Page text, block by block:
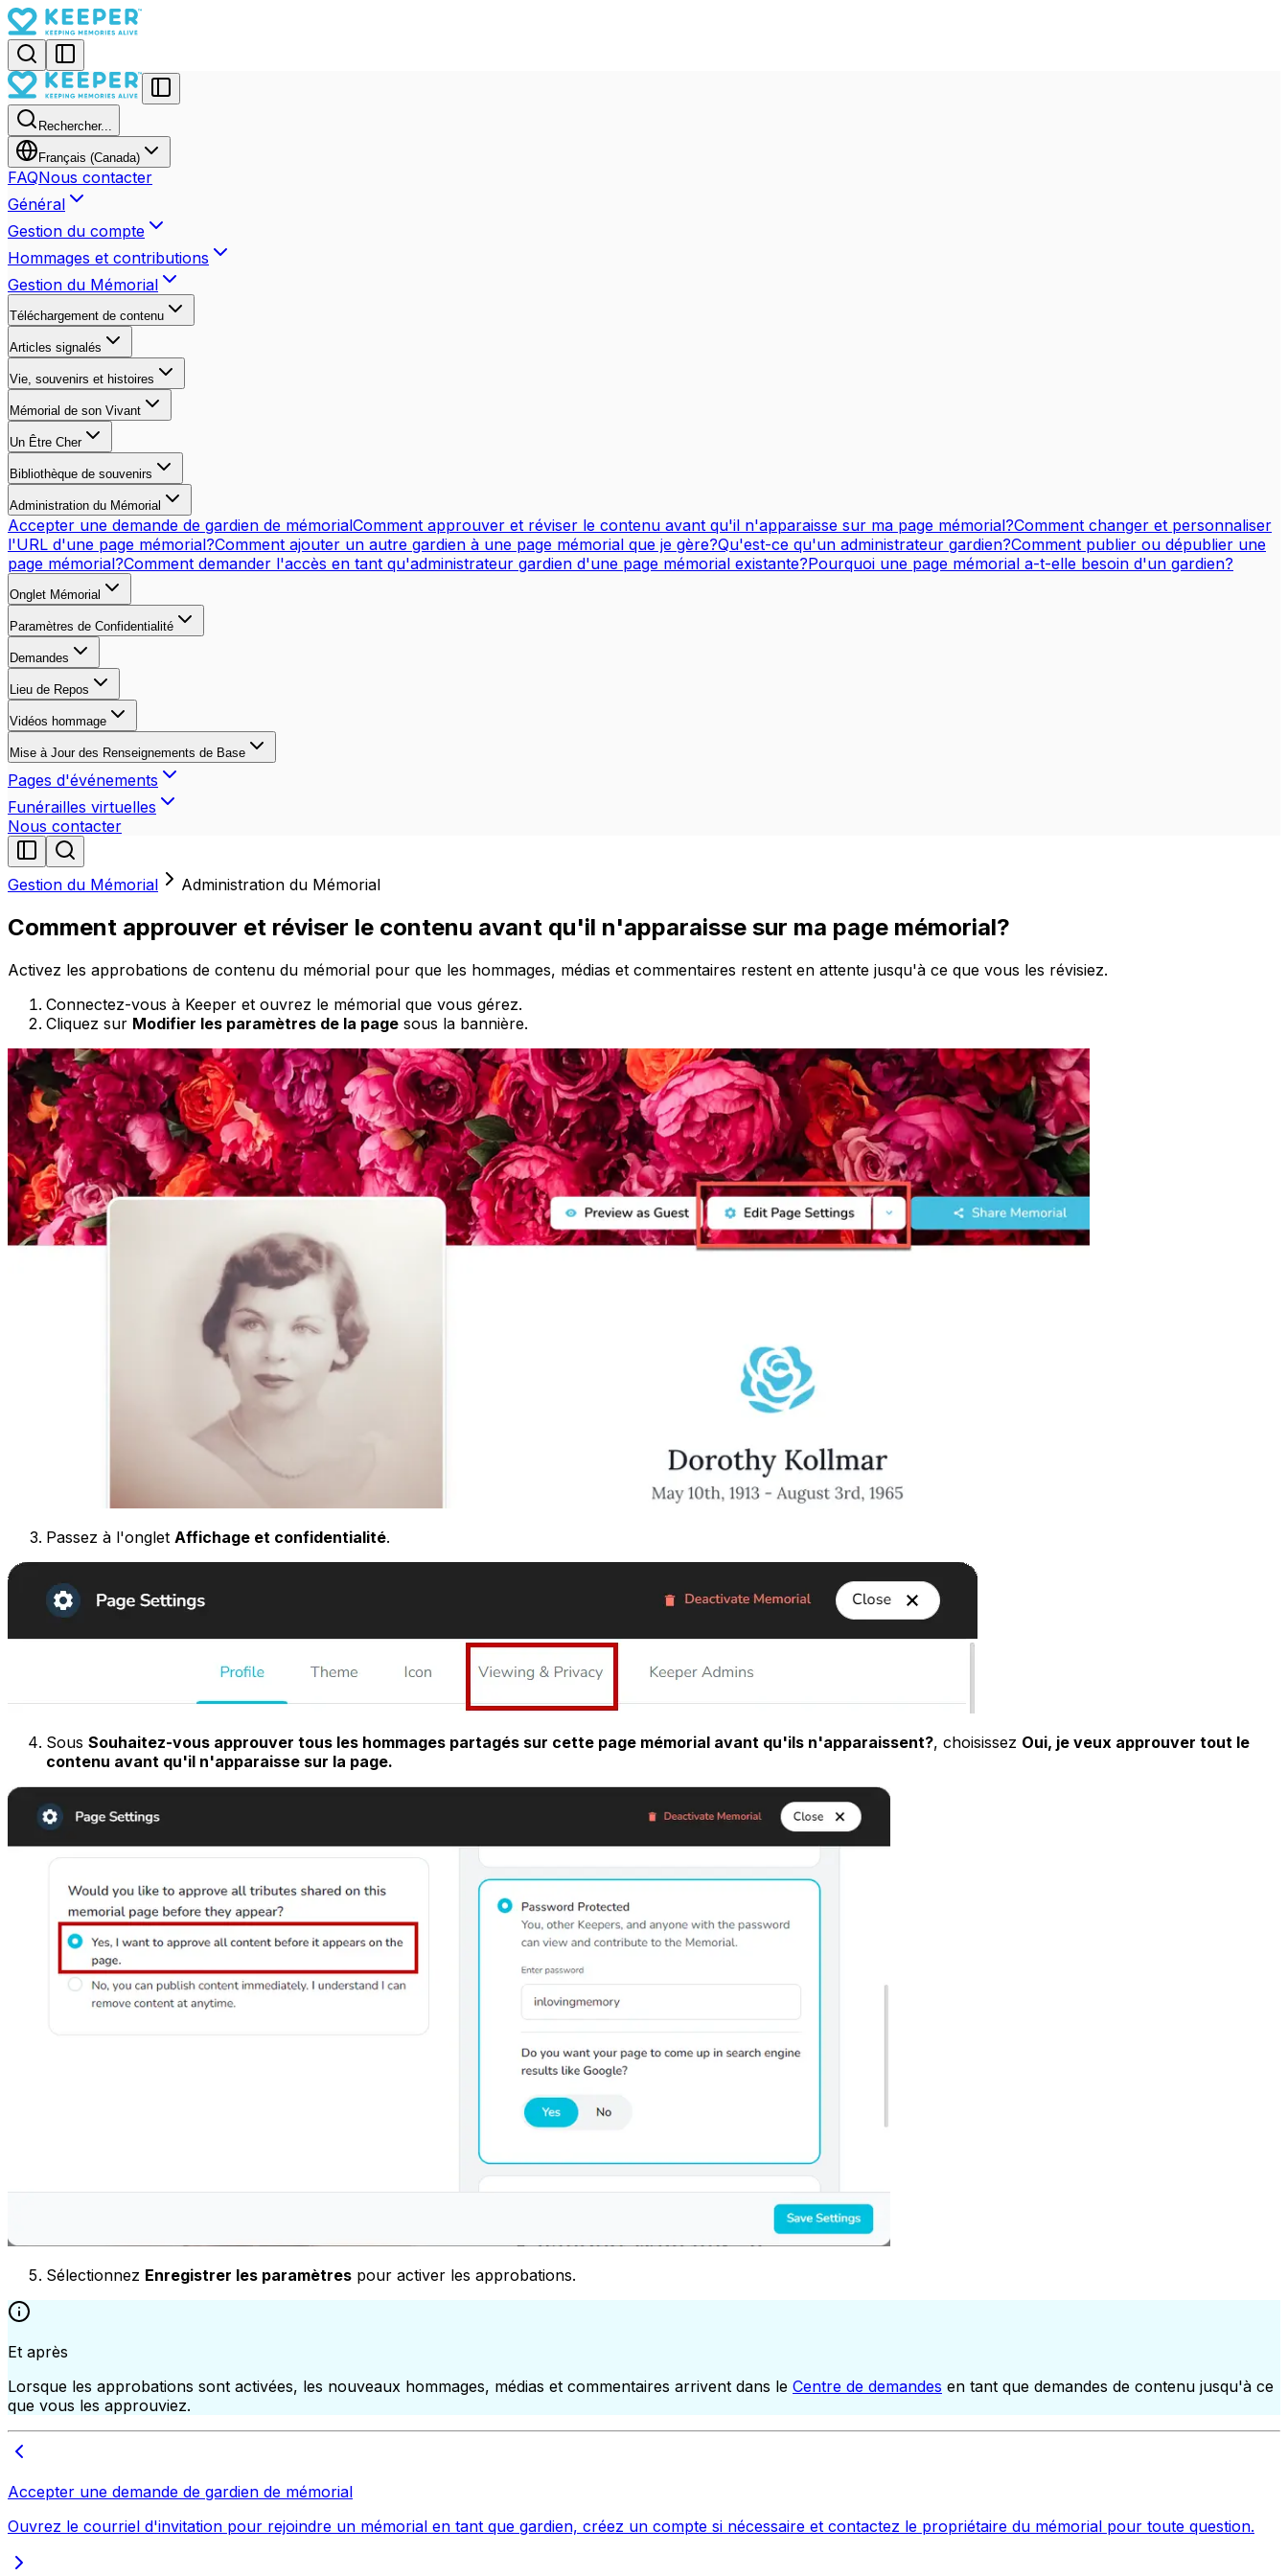
Rechercher...
Français (Canada)
FAQNous contacter
Général
Gestion du compte
Hommages et contributions
Gestion du Mémorial
Téléchargement de contenu
Articles signalés
Vie, souvenirs et histoires
Mémorial de son Vivant
Un Être Cher
Bibliothèque de souvenirs
Administration du Mémorial
Accepter une demande de gardien de mémorialComment approuver et réviser le contenu avant qu'il n'apparaisse sur ma page mémorial?Comment changer et personnaliser
l'URL d'une page mémorial?Comment ajouter un autre gardien à une page mémorial que je gère?Qu'est-ce qu'un administrateur gardien?Comment publier ou dépublier une
page mémorial?Comment demander l'accès en tant qu'administrateur gardien d'une page mémorial existante?Pourquoi une page mémorial a-t-elle besoin d'un gardien?
Onglet Mémorial
Paramètres de Confidentialité
Demandes
Lieu de Repos
Vidéos hommage
Mise à Jour des Renseignements de Base
Pages d'événements
Funérailles virtuelles
Nous contacter
Gestion du Mémorial Administration du Mémorial
Comment approuver et réviser le contenu avant qu'il n'apparaisse sur ma page mémorial?
Activez les approbations de contenu du mémorial pour que les hommages, médias et commentaires restent en attente jusqu'à ce que vous les révisiez.
Connectez-vous à Keeper et ouvrez le mémorial que vous gérez.
Cliquez sur Modifier les paramètres de la page sous la bannière.
Passez à l'onglet Affichage et confidentialité.
Sous Souhaitez-vous approuver tous les hommages partagés sur cette page mémorial avant qu'ils n'apparaissent?, choisissez Oui, je veux approuver tout le
contenu avant qu'il n'apparaisse sur la page.
Sélectionnez Enregistrer les paramètres pour activer les approbations.
Et après
Lorsque les approbations sont activées, les nouveaux hommages, médias et commentaires arrivent dans le Centre de demandes en tant que demandes de contenu jusqu'à ce
que vous les approuviez.
Accepter une demande de gardien de mémorial
Ouvrez le courriel d'invitation pour rejoindre un mémorial en tant que gardien, créez un compte si nécessaire et contactez le propriétaire du mémorial pour toute question.